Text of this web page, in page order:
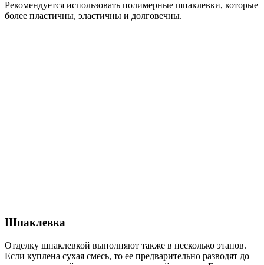
Рекомендуется использовать полимерные шпаклевки, которые
более пластичны, эластичны и долговечны.
Шпаклевка
Отделку шпаклевкой выполняют также в несколько этапов.
Если куплена сухая смесь, то ее предварительно разводят до